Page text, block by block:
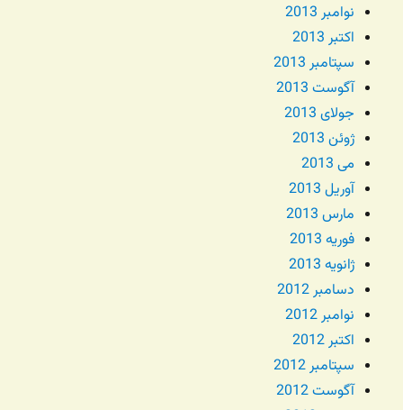
نوامبر 2013
اکتبر 2013
سپتامبر 2013
آگوست 2013
جولای 2013
ژوئن 2013
می 2013
آوریل 2013
مارس 2013
فوریه 2013
ژانویه 2013
دسامبر 2012
نوامبر 2012
اکتبر 2012
سپتامبر 2012
آگوست 2012